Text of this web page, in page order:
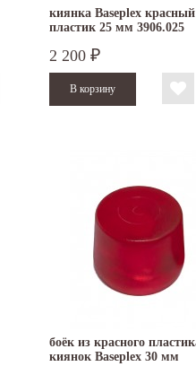
киянка Baseplex красный
пластик 25 мм 3906.025
2 200 ₽
боёк из красного
киянок Baseplex 30 мм